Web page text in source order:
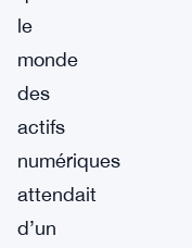
le
monde
des
actifs
numériques
attendait
d’un